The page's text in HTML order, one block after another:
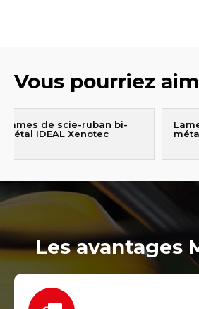
Vous pourriez
Lames de scie-ruban bi-
métal IDEAL Xenotec
Les avantages